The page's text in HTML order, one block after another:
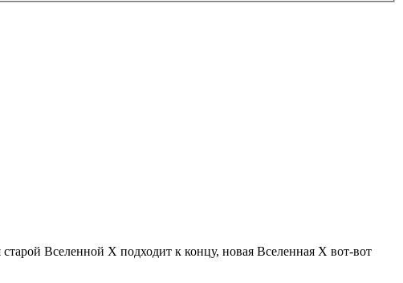
Вселенной X подходит к концу, новая Вселенная X вот-вот